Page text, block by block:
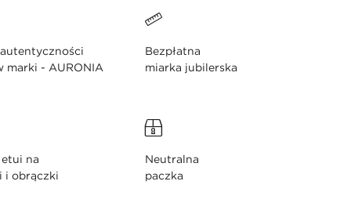
marki - AURONIA
Bezpłatna
miarka jubilerska
na
i obrączki
Neutralna
paczka